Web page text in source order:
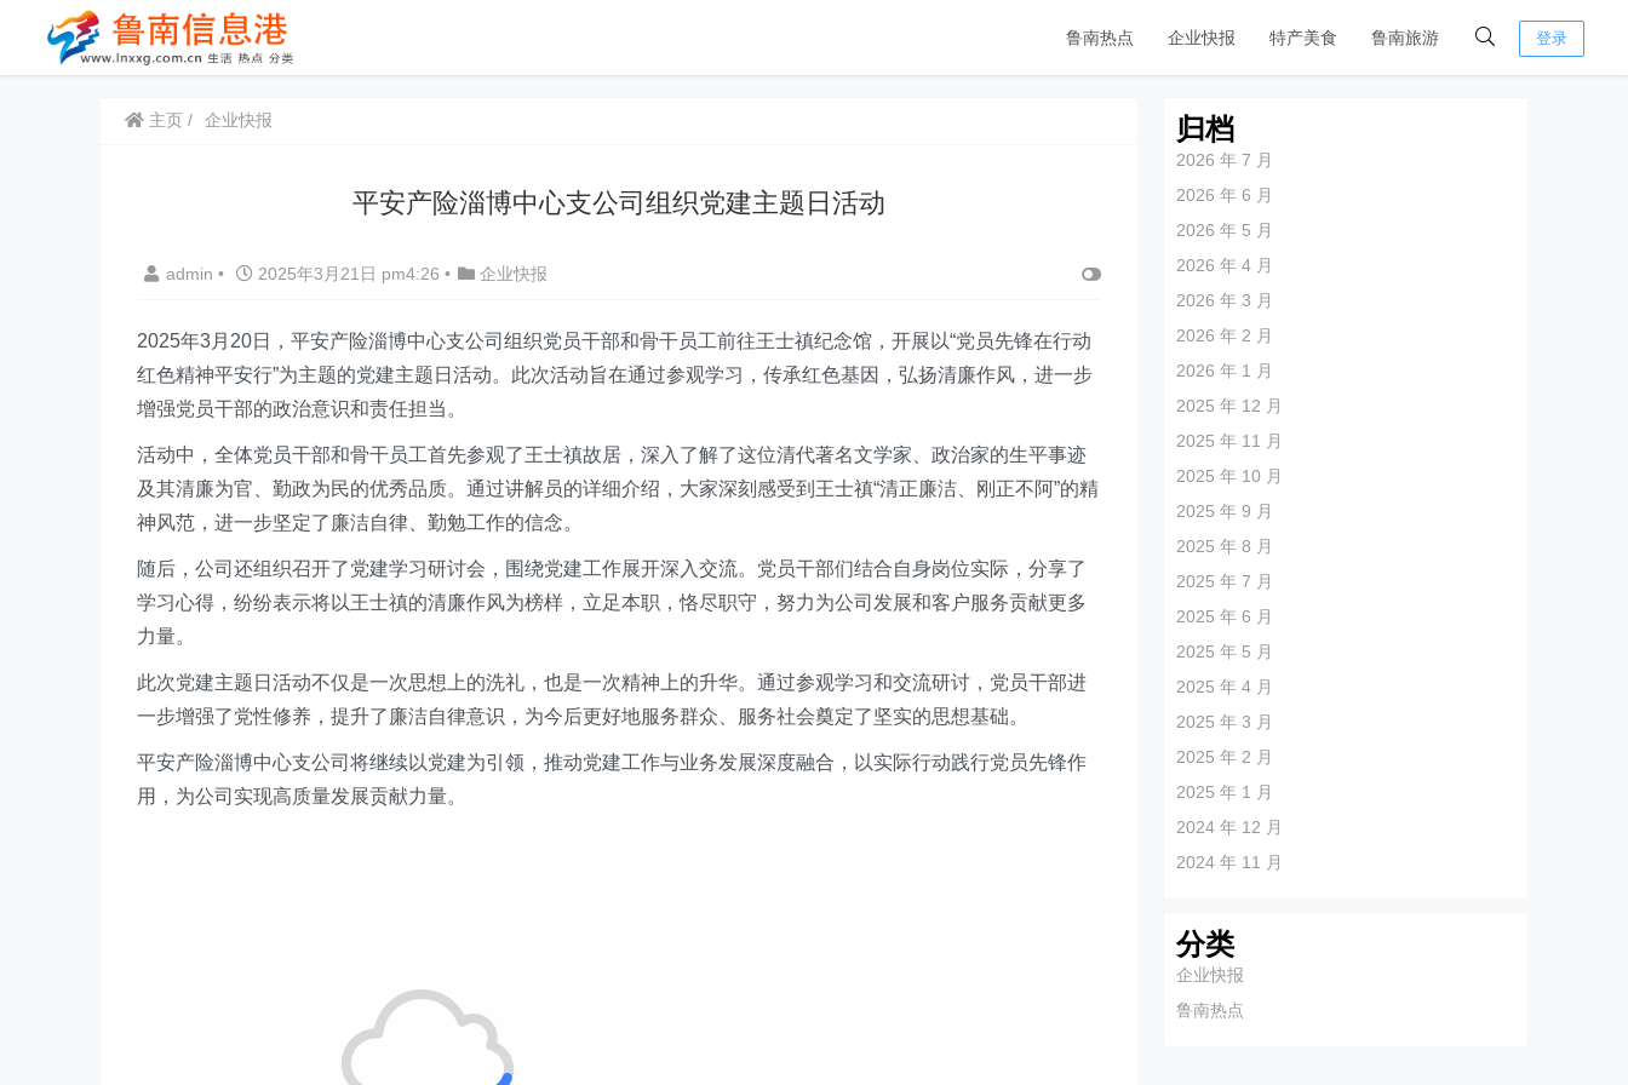
鲁南热点 企业快报 特产美食 鲁南旅游 登录
主页 企业快报
平安产险淄博中心支公司组织党建主题日活动
admin • 2025年3月21日 pm4:26 • 企业快报
2025年3月20日，平安产险淄博中心支公司组织党员干部和骨干员工前往王士禛纪念馆，开展以“党员先锋在行动
红色精神平安行”为主题的党建主题日活动。此次活动旨在通过参观学习，传承红色基因，弘扬清廉作风，进一步
增强党员干部的政治意识和责任担当。
活动中，全体党员干部和骨干员工首先参观了王士禛故居，深入了解了这位清代著名文学家、政治家的生平事迹
及其清廉为官、勤政为民的优秀品质。通过讲解员的详细介绍，大家深刻感受到王士禛“清正廉洁、刚正不阿”的精
神风范，进一步坚定了廉洁自律、勤勉工作的信念。
随后，公司还组织召开了党建学习研讨会，围绕党建工作展开深入交流。党员干部们结合自身岗位实际，分享了
学习心得，纷纷表示将以王士禛的清廉作风为榜样，立足本职，恪尽职守，努力为公司发展和客户服务贡献更多
力量。
此次党建主题日活动不仅是一次思想上的洗礼，也是一次精神上的升华。通过参观学习和交流研讨，党员干部进
一步增强了党性修养，提升了廉洁自律意识，为今后更好地服务群众、服务社会奠定了坚实的思想基础。
平安产险淄博中心支公司将继续以党建为引领，推动党建工作与业务发展深度融合，以实际行动践行党员先锋作
用 ，为公司 实现高质量发展贡献力量。
归档
2026 年 7 月
2026 年 6 月
2026 年 5 月
2026 年 4 月
2026 年 3 月
2026 年 2 月
2026 年 1 月
2025 年 12 月
2025 年 11 月
2025 年 10 月
2025 年 9 月
2025 年 8 月
2025 年 7 月
2025 年 6 月
2025 年 5 月
2025 年 4 月
2025 年 3 月
2025 年 2 月
2025 年 1 月
2024 年 12 月
2024 年 11 月
分类
企业快报
鲁南热点